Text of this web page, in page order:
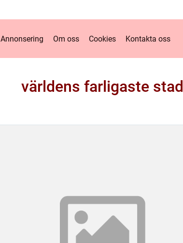
Annonsering Om oss Cookies Kontakta oss
världens farligaste stad